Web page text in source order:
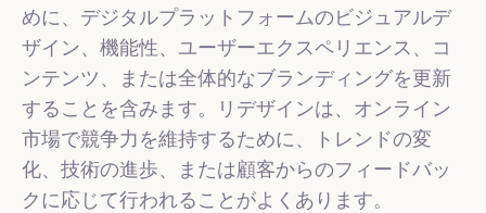
めに、デジタルプラットフォームのビジュアルデ
ザイン、機能性、ユーザーエクスペリエンス、コ
ンテンツ、または全体的なブランディングを更新
することを含みます。リデザインは、オンライン
市場で競争力を維持するために、トレンドの変
化、技術の進歩、または顧客からのフィードバッ
クに応じて行われることがよくあります。